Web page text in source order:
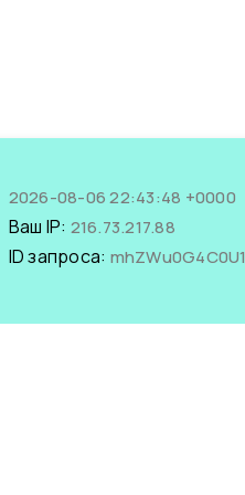
2026-08-06 22:43:48 +0000
Ваш IP: 216.73.217.88
ID запроса: mhZWu0G4C0U1